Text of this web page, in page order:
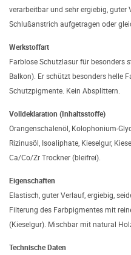
verarbeitbar und sehr ergiebig,
Schlußanstrich aufgetragen oder
Werkstoffart
Farblose Schutzlasur für besonders
Balkon). Er schützt besonders helle
Schutzpigmente. Kein Absplittern.
Volldeklaration (Inhaltsstoffe)
Orangenschalenöl, Kolophonium-
Rizinusöl, Isoaliphate, Kieselgur,
Ca/Co/Zr Trockner (bleifrei).
Eigenschaften
Elastisch, guter Verlauf, ergiebig,
Filterung des Farbpigmentes mit
(Kieselgur). Mischbar mit natural
Technische Daten